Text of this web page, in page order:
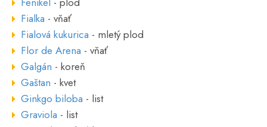
Fialka - vňať
Fialová kukurica - mletý plod
Flor de Arena - vňať
Galgán - koreň
Gaštan - kvet
Ginkgo biloba - list
Graviola - list